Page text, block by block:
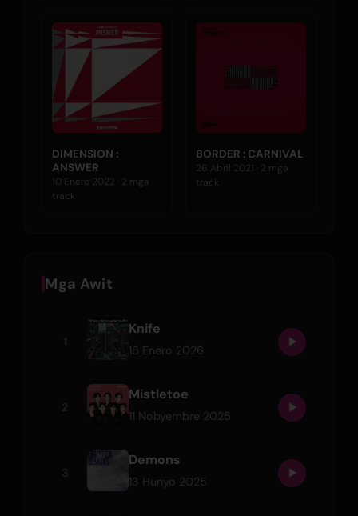
DIMENSION :
ANSWER
10 Enero 2022 · 2 mga
track
BORDER : CARNIVAL
26 Abril 2021 · 2 mga
track
Mga Awit
Knife
16 Enero 2026
Mistletoe
11 Nobyembre 2025
Demons
13 Hunyo 2025